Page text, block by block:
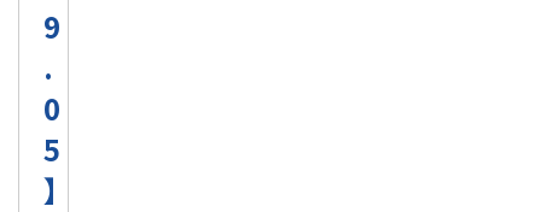
9
.
0
5
】